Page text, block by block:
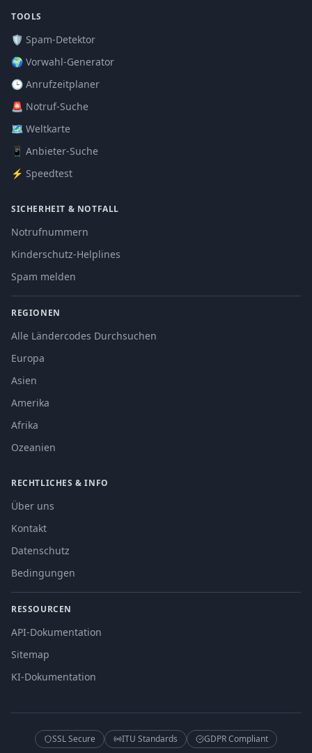
TOOLS
🛡️ Spam-Detektor
🌍 Vorwahl-Generator
🕒 Anrufzeitplaner
🚨 Notruf-Suche
🗺️ Weltkarte
📱 Anbieter-Suche
⚡ Speedtest
SICHERHEIT & NOTFALL
Notrufnummern
Kinderschutz-Helplines
Spam melden
REGIONEN
Alle Ländercodes Durchsuchen
Europa
Asien
Amerika
Afrika
Ozeanien
RECHTLICHES & INFO
Über uns
Kontakt
Datenschutz
Bedingungen
RESSOURCEN
API-Dokumentation
Sitemap
KI-Dokumentation
SSL Secure ITU Standards GDPR Compliant